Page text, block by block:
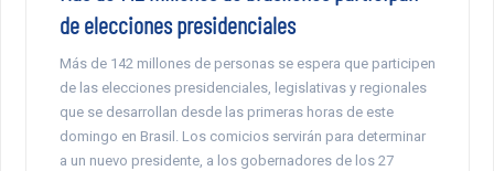
de elecciones presidenciales
Más de 142 millones de personas se espera que participen
de las elecciones presidenciales, legislativas y regionales
que se desarrollan desde las primeras horas de este
domingo en Brasil. Los comicios servirán para determinar
a un nuevo presidente, a los gobernadores de los 27